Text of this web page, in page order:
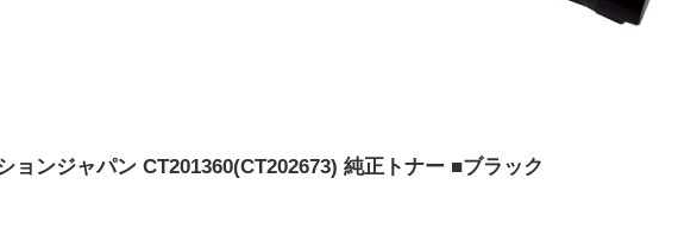
ョンジャパン CT201360(CT202673) 純正トナー ■ブラック